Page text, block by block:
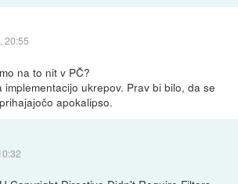
20:55
na to nit v PČ?
implementacijo ukrepov. Prav bi bilo, da se
apokalipso.